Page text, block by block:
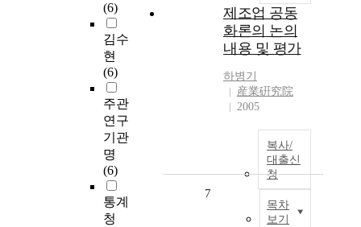
(6)
김수
현
(6)
주관
연구
기관
명
(6)
통계
청
제조업 공동
화론의 논의
내용 및 평가
하병기
産業硏究院
2005
복사/
대출신
청
목차
보기
7